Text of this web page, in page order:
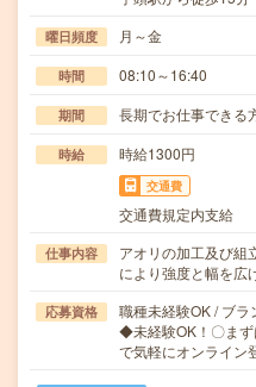
曜日頻度 月～金
時間 08:10～16:40
期間 長期でお仕事できる
時給 時給1300円
交通費
交通費規定内支給
仕事内容
アオリの加工及び組
により強度と幅を
応募資格
職種未経験OK / ブ
◆未経験OK！〇まず
で気軽にオンライ